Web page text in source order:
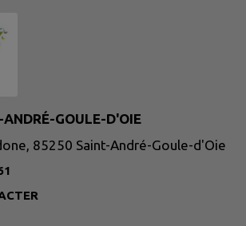
GOULE-D'OIE
85250 Saint-André-Goule-d'Oie